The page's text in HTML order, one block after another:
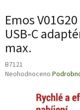
Emos
USB-C
max.
B7121
Průměrné
Neohodnoceno